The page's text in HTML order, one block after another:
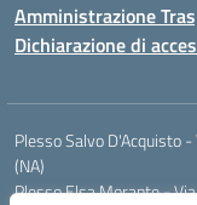
Amministrazione
Dichiarazione di
Plesso Salvo D'Acquisto
(NA)
Plesso Elsa Morante -